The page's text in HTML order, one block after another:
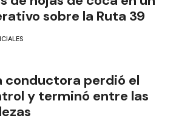
incautó 40
de hojas de coca en un